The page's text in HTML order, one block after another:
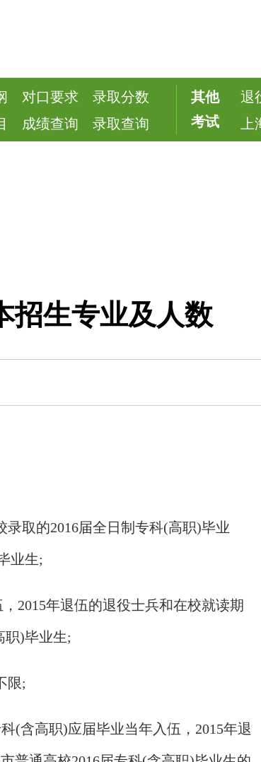
对口要求
录取分数
成绩查询 录取查询
其他
考试
退
招生专业及人数
取的2016届全日制专科(高职)毕业
业生;
年退伍的退役士兵和在校就读期
职)毕业生;
限;
含高职)应届毕业当年入伍，2015年退